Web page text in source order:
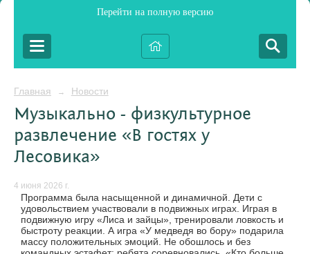
Перейти на полную версию
Главная → Новости
Музыкально - физкультурное
развлечение «В гостях у
Лесовика»
4 июня 2026 г.
Программа была насыщенной и динамичной. Дети с
удовольствием участвовали в подвижных играх. Играя в
подвижную игру «Лиса и зайцы», тренировали ловкость и
быстроту реакции. А игра «У медведя во бору» подарила
массу положительных эмоций. Не обошлось и без